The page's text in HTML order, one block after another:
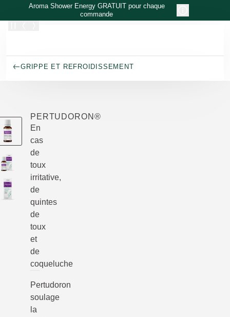
Allez au contenu principal
Aroma Shower Energy GRATUIT pour chaque
commande
GRIPPE ET REFROIDISSEMENT
PERTUDORON®
En
cas
de
toux
irritative,
de
quintes
de
toux
et
de
coqueluche
Pertudoron
soulage
la